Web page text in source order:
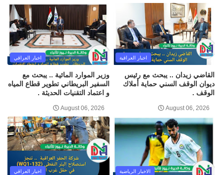
اخبار العراقية
القاضي زيدان .. يبحث مع رئيس
ديوان الوقف السني حماية أملاك
الوقف .
August 06, 2026
اخبار العراقي
وزير الموارد المائية .. يبحث مع
السفير البريطاني تطوير قطاع المياه
و اعتماد التقنيات الحديثة .
August 06, 2026
الاخبار الرياضية اخبار العراقي